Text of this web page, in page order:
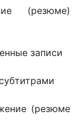
(резюме)
записи
(резюме